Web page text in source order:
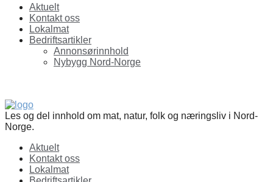
Aktuelt
Kontakt oss
Lokalmat
Bedriftsartikler
Annonsørinnhold
Nybygg Nord-Norge
Les og del innhold om mat, natur, folk og næringsliv i Nord-
Norge.
Aktuelt
Kontakt oss
Lokalmat